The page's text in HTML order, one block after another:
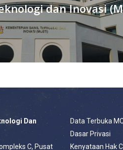
dan Inovasi
Dan
C, Pusat
Data Terbuka
Dasar Privasi
Kenyataan Hak